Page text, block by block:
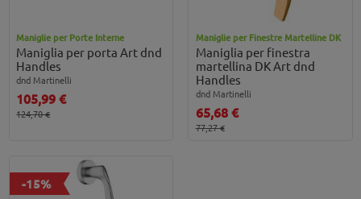
Maniglie per Porte Interne
Maniglia per porta Art dnd
Handles
dnd Martinelli
105,99 €
124,70 €
Maniglie per Finestre Martelline DK
Maniglia per finestra
martellina DK Art dnd
Handles
dnd Martinelli
65,68 €
77,27 €
-15%